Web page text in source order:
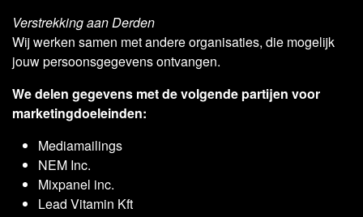
Verstrekking aan Derden
Wij werken samen met andere organisaties, die mogelijk
jouw persoonsgegevens ontvangen.
We delen gegevens met de volgende partijen voor
marketingdoeleinden:
Mediamailings
NEM Inc.
Mixpanel inc.
Lead Vitamin Kft